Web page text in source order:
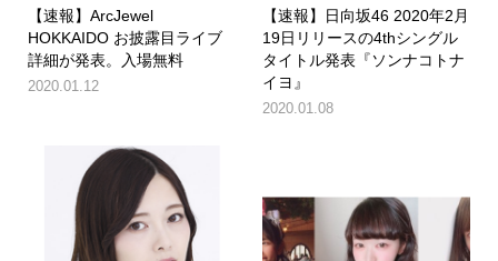
【速報】ArcJewel
HOKKAIDO お披露目ライブ
詳細が発表。入場無料
2020.01.12
【速報】日向坂46 2020年2月
19日リリースの4thシングル
タイトル発表『ソンナコトナ
イヨ』
2020.01.08